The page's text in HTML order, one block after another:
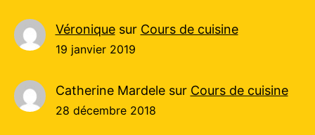
Véroniquesur Cours de cuisine
19 janvier 2019
Catherine Mardelesur Cours de cuisine
28 décembre 2018